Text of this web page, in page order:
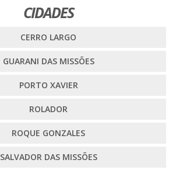
CIDADES
CERRO LARGO
GUARANI DAS MISSÕES
PORTO XAVIER
ROLADOR
ROQUE GONZALES
SALVADOR DAS MISSÕES